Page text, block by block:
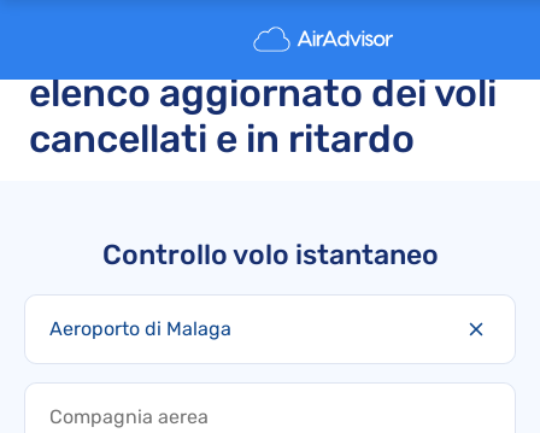
Aeroporto di Malaga:
elenco aggiornato dei voli
cancellati e in ritardo
Controllo volo istantaneo
Aeroporto di Malaga